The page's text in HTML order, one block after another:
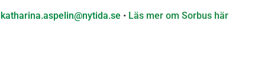
katharina.aspelin@nytida.se • Läs mer om Sorbus här